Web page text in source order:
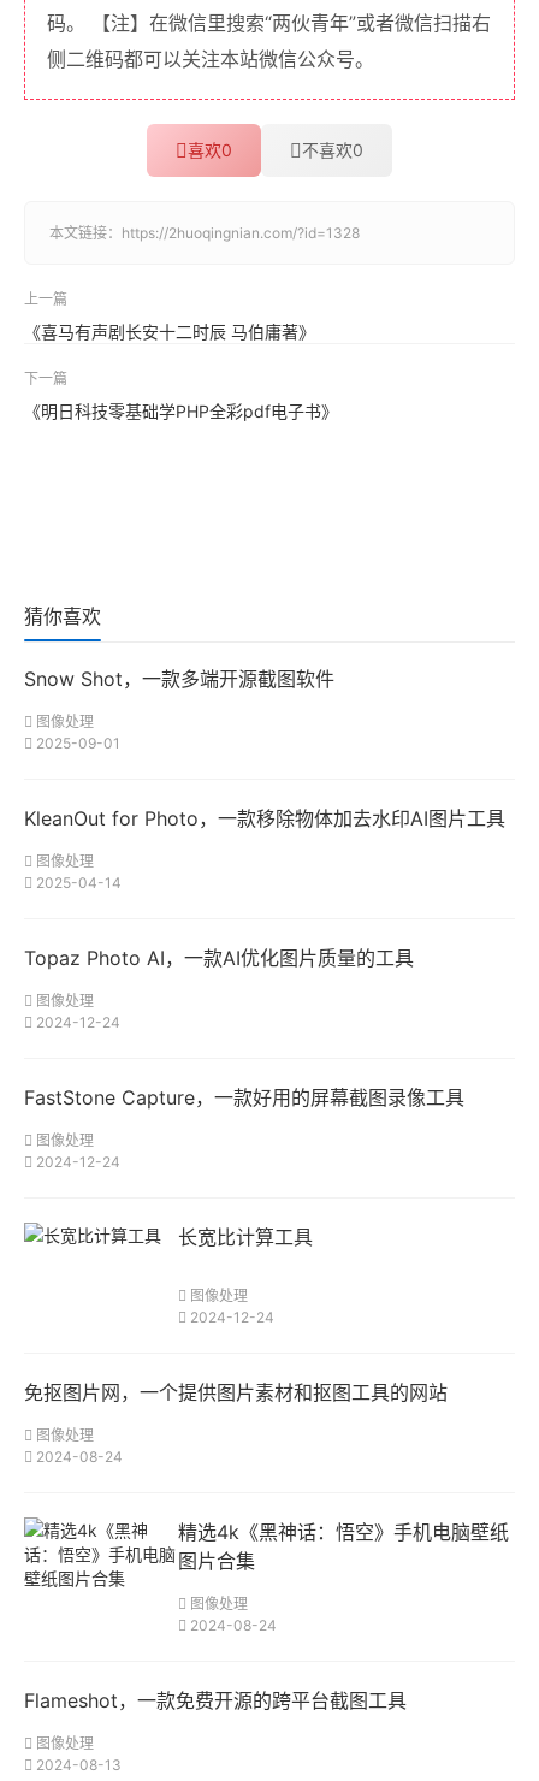
码。 【注】在微信里搜索“两伙青年”或者微信扫描右
侧二维码都可以关注本站微信公众号。
喜欢0 不喜欢0
本文链接： https://2huoqingnian.com/?id=1328
上一篇
《喜马有声剧长安十二时辰 马伯庸著》
下一篇
《明日科技零基础学PHP全彩pdf电子书》
猜你喜欢
Snow Shot，一款多端开源截图软件
图像处理
2025-09-01
KleanOut for Photo，一款移除物体加去水印AI图片工具
图像处理
2025-04-14
Topaz Photo AI，一款AI优化图片质量的工具
图像处理
2024-12-24
FastStone Capture，一款好用的屏幕截图录像工具
图像处理
2024-12-24
长宽比计算工具
图像处理
2024-12-24
免抠图片网，一个提供图片素材和抠图工具的网站
图像处理
2024-08-24
精选4k《黑神话：悟空》手机电脑壁纸
图片合集
图像处理
2024-08-24
Flameshot，一款免费开源的跨平台截图工具
图像处理
2024-08-13